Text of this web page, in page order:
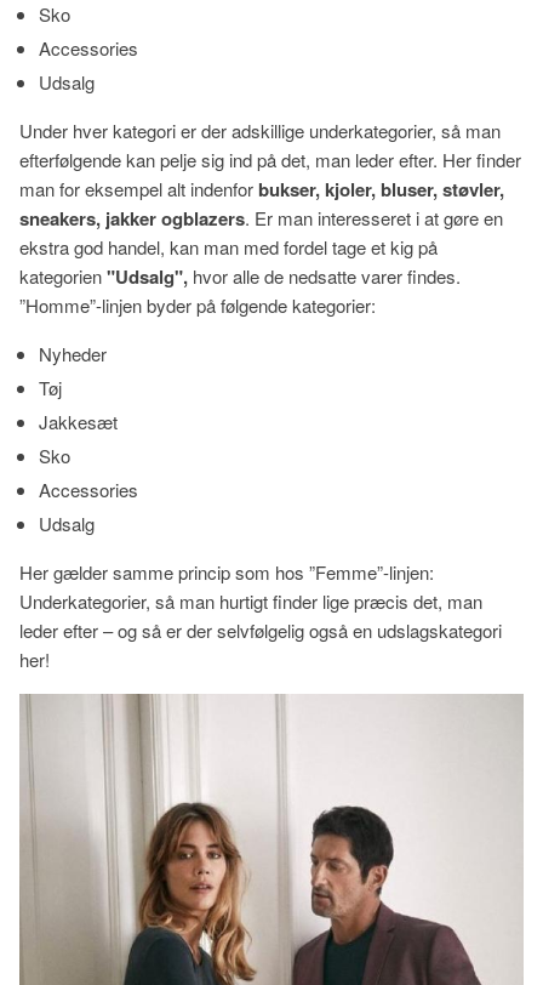
Sko
Accessories
Udsalg
Under hver kategori er der adskillige underkategorier, så man
efterfølgende kan pelje sig ind på det, man leder efter. Her finder
man for eksempel alt indenfor bukser, kjoler, bluser, støvler,
sneakers, jakker ogblazers. Er man interesseret i at gøre en
ekstra god handel, kan man med fordel tage et kig på
kategorien"Udsalg", hvor alle de nedsatte varer findes.
”Homme”-linjen byder på følgende kategorier:
Nyheder
Tøj
Jakkesæt
Sko
Accessories
Udsalg
Her gælder samme princip som hos ”Femme”-linjen:
Underkategorier, så man hurtigt finder lige præcis det, man
leder efter – og så er der selvfølgelig også en udslagskategori
her!